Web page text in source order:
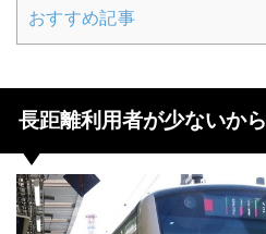
おすすめ記事
長距離利用者が少ないから